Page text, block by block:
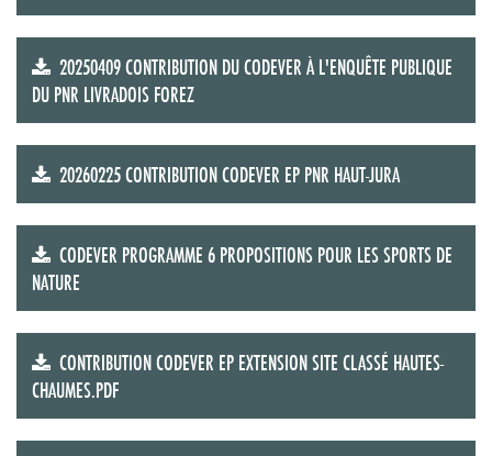
20250409 CONTRIBUTION DU CODEVER À L'ENQUÊTE PUBLIQUE
DU PNR LIVRADOIS FOREZ
20260225 CONTRIBUTION CODEVER EP PNR HAUT-JURA
CODEVER PROGRAMME 6 PROPOSITIONS POUR LES SPORTS DE
NATURE
CONTRIBUTION CODEVER EP EXTENSION SITE CLASSÉ HAUTES-
CHAUMES.PDF